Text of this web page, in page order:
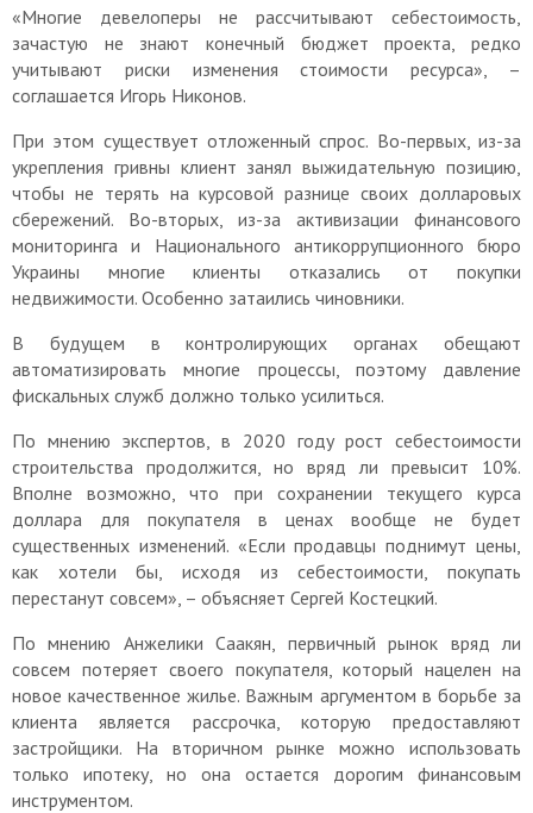
«Многие девелоперы не рассчитывают себестоимость,
зачастую не знают конечный бюджет проекта, редко
учитывают риски изменения стоимости ресурса», –
соглашается Игорь Никонов.
При этом существует отложенный спрос. Во-первых, из-за
укрепления гривны клиент занял выжидательную позицию,
чтобы не терять на курсовой разнице своих долларовых
сбережений. Во-вторых, из-за активизации финансового
мониторинга и Национального антикоррупционного бюро
Украины многие клиенты отказались от покупки
недвижимости. Особенно затаились чиновники.
В будущем в контролирующих органах обещают
автоматизировать многие процессы, поэтому давление
фискальных служб должно только усилиться.
По мнению экспертов, в 2020 году рост себестоимости
строительства продолжится, но вряд ли превысит 10%.
Вполне возможно, что при сохранении текущего курса
доллара для покупателя в ценах вообще не будет
существенных изменений. «Если продавцы поднимут цены,
как хотели бы, исходя из себестоимости, покупать
перестанут совсем», – объясняет Сергей Костецкий.
По мнению Анжелики Саакян, первичный рынок вряд ли
совсем потеряет своего покупателя, который нацелен на
новое качественное жилье. Важным аргументом в борьбе за
клиента является рассрочка, которую предоставляют
застройщики. На вторичном рынке можно использовать
только ипотеку, но она остается дорогим финансовым
инструментом.